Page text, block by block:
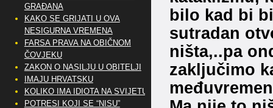
bilo kad bi
sutradan
ništa,..pa
zaključimo
GRAĐANA
KAKO SE GRIJATI U OVA
NESIGURNA VREMENA
FARSA PRAVA NA OBIČNOM
ČOVJEKU
ZAKON O NASILJU U OBITELJI
IMAJU HRVATSKU
KOLIKO IMA IDIOTA NA SVIJETU?
POTRESI KOJI SE “NISU”